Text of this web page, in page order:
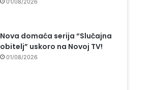
01/08/2026
Nova domaća serija “Slučajna
obitelj” uskoro na Novoj TV!
01/08/2026